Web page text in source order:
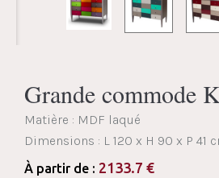
Grande commode
Matière : MDF laqué
Dimensions : L 120 x H 90 x P 41
À partir de : 2133.7 €